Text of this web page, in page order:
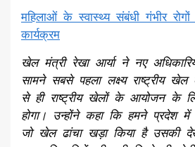
महिलाओं के स्वास्थ्य संबंधी गंभीर
कार्यक्रम
खेल मंत्री रेखा आर्या ने नए
सामने सबसे पहला लक्ष्य राष्ट्रीय
से ही राष्ट्रीय खेलों के आयोजन के
होगा। उन्होंने कहा कि हमने प्रदेश में
जो खेल ढांचा खड़ा किया है उसकी